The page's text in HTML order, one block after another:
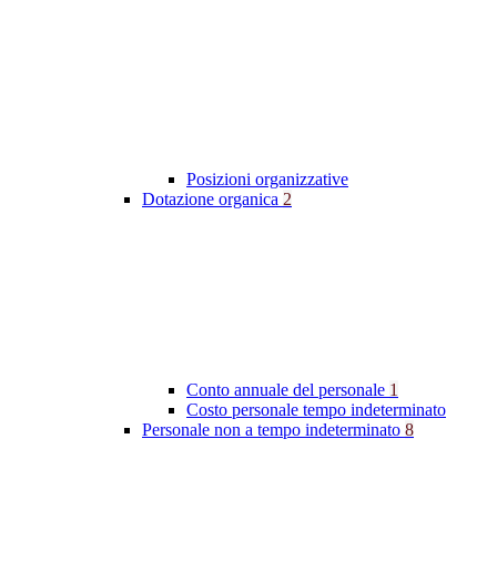
Posizioni organizzative
Dotazione organica 2
Conto annuale del personale 1
Costo personale tempo indeterminato
Personale non a tempo indeterminato 8